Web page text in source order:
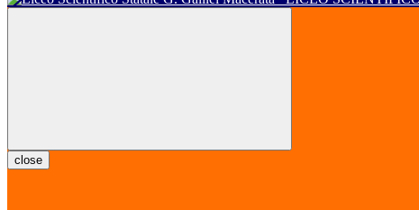
close